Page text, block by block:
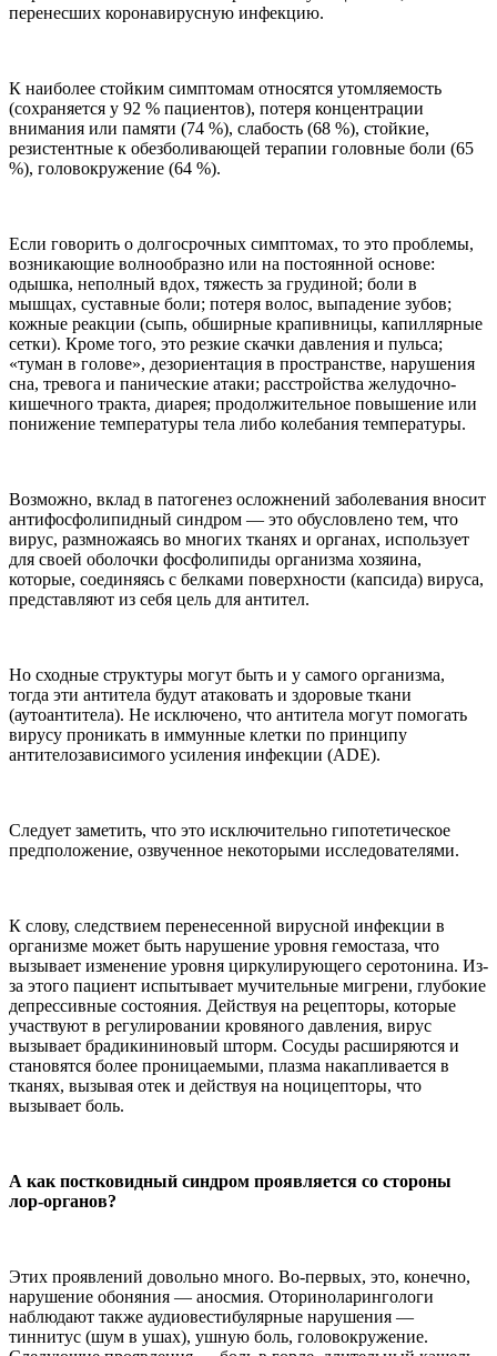
перенесших коронавирусную инфекцию.
К наиболее стойким симптомам относятся утомляемость
(сохраняется у 92 % пациентов), потеря концентрации
внимания или памяти (74 %), слабость (68 %), стойкие,
резистентные к обезболивающей терапии головные боли (65
%), головокружение (64 %).
Если говорить о долгосрочных симптомах, то это проблемы,
возникающие волнообразно или на постоянной основе:
одышка, неполный вдох, тяжесть за грудиной; боли в
мышцах, суставные боли; потеря волос, выпадение зубов;
кожные реакции (сыпь, обширные крапивницы, капиллярные
сетки). Кроме того, это резкие скачки давления и пульса;
«туман в голове», дезориентация в пространстве, нарушения
сна, тревога и панические атаки; расстройства желудочно-
кишечного тракта, диарея; продолжительное повышение или
понижение температуры тела либо колебания температуры.
Возможно, вклад в патогенез осложнений заболевания вносит
антифосфолипидный синдром — это обусловлено тем, что
вирус, размножаясь во многих тканях и органах, использует
для своей оболочки фосфолипиды организма хозяина,
которые, соединяясь с белками поверхности (капсида) вируса,
представляют из себя цель для антител.
Но сходные структуры могут быть и у самого организма,
тогда эти антитела будут атаковать и здоровые ткани
(аутоантитела). Не исключено, что антитела могут помогать
вирусу проникать в иммунные клетки по принципу
антителозависимого усиления инфекции (ADE).
Следует заметить, что это исключительно гипотетическое
предположение, озвученное некоторыми исследователями.
К слову, следствием перенесенной вирусной инфекции в
организме может быть нарушение уровня гемостаза, что
вызывает изменение уровня циркулирующего серотонина. Из-
за этого пациент испытывает мучительные мигрени, глубокие
депрессивные состояния. Действуя на рецепторы, которые
участвуют в регулировании кровяного давления, вирус
вызывает брадикининовый шторм. Сосуды расширяются и
становятся более проницаемыми, плазма накапливается в
тканях, вызывая отек и действуя на ноцицепторы, что
вызывает боль.
А как постковидный синдром проявляется со стороны
лор-органов?
Этих проявлений довольно много. Во-первых, это, конечно,
нарушение обоняния — аносмия. Оториноларингологи
наблюдают также аудиовестибулярные нарушения —
тиннитус (шум в ушах), ушную боль, головокружение.